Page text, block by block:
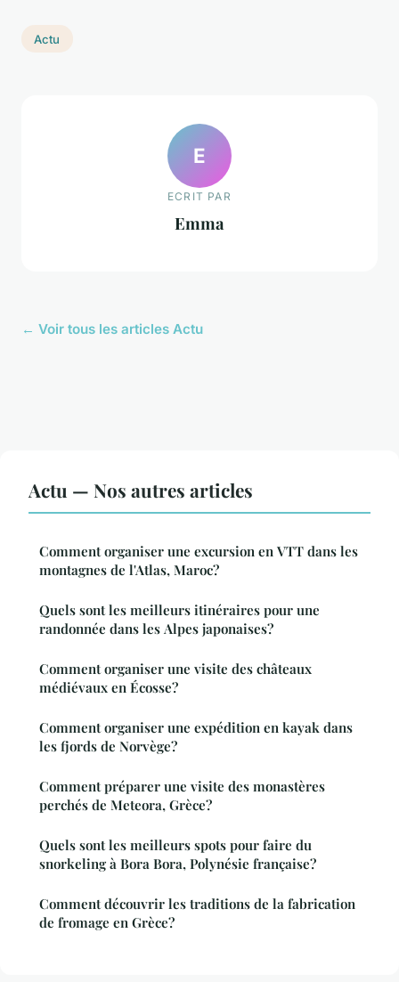
Actu
E
ECRIT PAR
Emma
← Voir tous les articles Actu
Actu — Nos autres articles
Comment organiser une excursion en VTT dans les
montagnes de l'Atlas, Maroc?
Quels sont les meilleurs itinéraires pour une
randonnée dans les Alpes japonaises?
Comment organiser une visite des châteaux
médiévaux en Écosse?
Comment organiser une expédition en kayak dans
les fjords de Norvège?
Comment préparer une visite des monastères
perchés de Meteora, Grèce?
Quels sont les meilleurs spots pour faire du
snorkeling à Bora Bora, Polynésie française?
Comment découvrir les traditions de la fabrication
de fromage en Grèce?